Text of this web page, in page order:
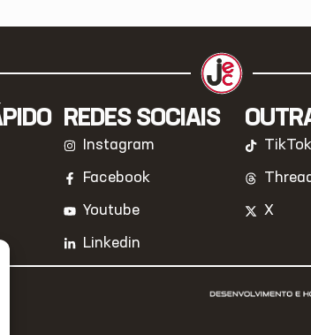
REDES SOCIAIS
Instagram
Facebook
Youtube
Linkedin
TikTok
X